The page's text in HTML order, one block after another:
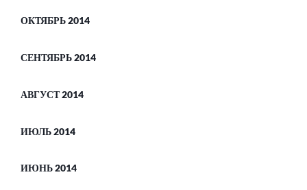
ОКТЯБРЬ 2014
СЕНТЯБРЬ 2014
АВГУСТ 2014
ИЮЛЬ 2014
ИЮНЬ 2014